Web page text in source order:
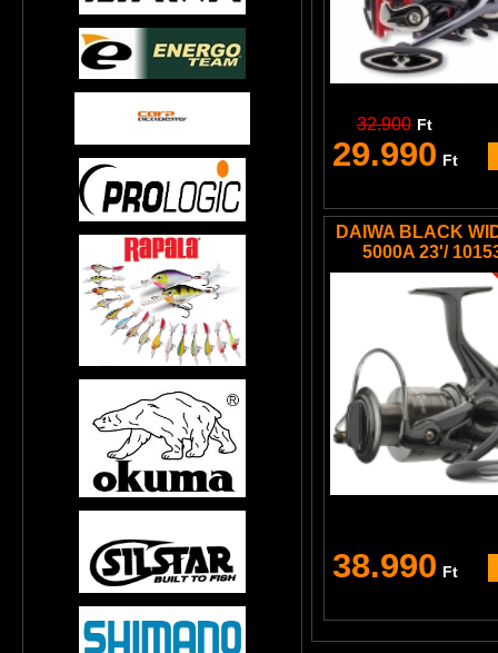
32.900 Ft
29.990 Ft
DAIWA BLACK
5000A 23'/
38.990 Ft